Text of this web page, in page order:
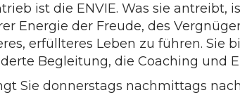
ist die ENVIE. Was sie antreibt,
Energie der Freude, des
erfüllteres Leben zu führen. Sie
Begleitung, die Coaching und
Sie donnerstags nachmittags